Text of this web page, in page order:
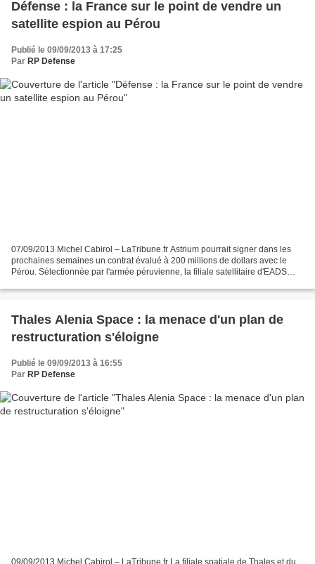
Défense : la France sur le point de vendre un
satellite espion au Pérou
Publié le 09/09/2013 à 17:25
Par RP Defense
07/09/2013 Michel Cabirol – LaTribune.fr Astrium pourrait signer dans les
prochaines semaines un contrat évalué à 200 millions de dollars avec le
Pérou. Sélectionnée par l'armée péruvienne, la filiale satellitaire d'EADS
Thales Alenia Space : la menace d'un plan de
restructuration s'éloigne
Publié le 09/09/2013 à 16:55
Par RP Defense